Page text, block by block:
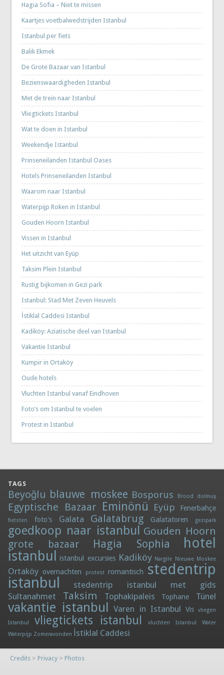
Hagia Sofia – Niet te missen
Kaartjes voetbalwedstrijden Istanbul
Istanbul per fiets
Balik Ekmek
De Grote Bazaar van Istanbul
Bezienswaardigheden Istanbul
Met de trein naar Istanbul
Vliegtickets Istanbul
Wat te doen in Istanbul
Weekendje Istanbul
Prinseneilanden Istanbul Oases
Hotels Prinseneilanden Istanbul
Waarom naar Istanbul
Waterpijp Roken in Istanbul
Gouden Hoorn Istanbul
Vissen in Istanbul
Het uitzicht van Eyüp
Taksim Plein Istanbul
Rustig bijkomen in Gezi park
Istanbul: Stad Met Zeven Heuvels
İstiklal Caddesi Istanbul
Kadiköy: Aziatische deel van Istanbul
Vakantie Istanbul
Kumpir in Ortaköy
Oude hotels
Vluchten Istanbul vanaf Eindhoven
Foto’s om Istanbul te voelen
Protest in Istanbul
TAGS
Beyoğlu blauwe moskee Bosporus Brood dolmuş
Egyptische Bazaar Eminönü Eyüp Fenerbahçe
fietsten foto's Galata Galatabrug Galatatoren gezipark
goedkoop naar istanbul Gouden Hoorn
grote bazaar
Hagia Sophia hotel
istanbul istanbul excursies Kadiköy Nargile Nieuwe Moskee
Ortaköy overnachten protest romantisch stedentrip
istanbul
stedentrip istanbul met gids
Sultanahmet
Taksim Tophakipaleis Tophane Tünel
vakantie istanbul Varen in Istanbul Vis
vliegen
Istanbul
vliegtickets istanbul vluchten Istanbul
Water
Waterpijp Zomeravonden İstiklal Caddesi
Credits > Privacy > Photos